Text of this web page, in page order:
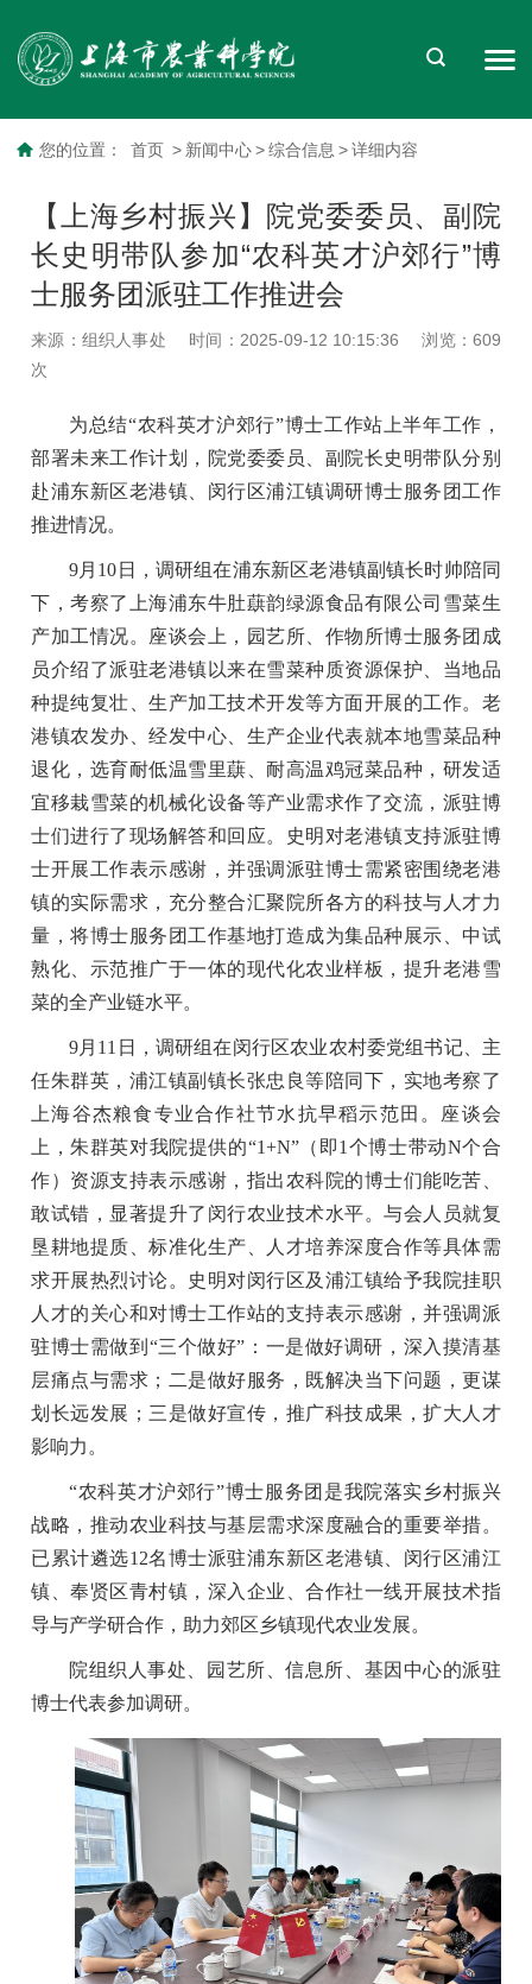
您的位置： 首页 > 新闻中心 > 综合信息 > 详细内容
【上海乡村振兴】院党委委员、副院
长史明带队参加“农科英才沪郊行”博
士服务团派驻工作推进会
来源：组织人事处 时间：2025-09-12 10:15:36 浏览： 609
次
为总结“农科英才沪郊行”博士工作站上半年工作，
部署未来工作计划，院党委委员、副院长史明带队分别
赴浦东新区老港镇、闵行区浦江镇调研博士服务团工作
推进情况。
9月10日，调研组在浦东新区老港镇副镇长时帅陪同
下，考察了上海浦东牛肚蕻韵绿源食品有限公司雪菜生
产加工情况。座谈会上，园艺所、作物所博士服务团成
员介绍了派驻老港镇以来在雪菜种质资源保护、当地品
种提纯复壮、生产加工技术开发等方面开展的工作。老
港镇农发办、经发中心、生产企业代表就本地雪菜品种
退化，选育耐低温雪里蕻、耐高温鸡冠菜品种，研发适
宜移栽雪菜的机械化设备等产业需求作了交流，派驻博
士们进行了现场解答和回应。史明对老港镇支持派驻博
士开展工作表示感谢，并强调派驻博士需紧密围绕老港
镇的实际需求，充分整合汇聚院所各方的科技与人才力
量，将博士服务团工作基地打造成为集品种展示、中试
熟化、示范推广于一体的现代化农业样板，提升老港雪
菜的全产业链水平。
9月11日，调研组在闵行区农业农村委党组书记、主
任朱群英，浦江镇副镇长张忠良等陪同下，实地考察了
上海谷杰粮食专业合作社节水抗早稻示范田。座谈会
上，朱群英对我院提供的“1+N”（即1个博士带动N个合
作）资源支持表示感谢，指出农科院的博士们能吃苦、
敢试错，显著提升了闵行农业技术水平。与会人员就复
垦耕地提质、标准化生产、人才培养深度合作等具体需
求开展热烈讨论。史明对闵行区及浦江镇给予我院挂职
人才的关心和对博士工作站的支持表示感谢，并强调派
驻博士需做到“三个做好”：一是做好调研，深入摸清基
层痛点与需求；二是做好服务，既解决当下问题，更谋
划长远发展；三是做好宣传，推广科技成果，扩大人才
影响力。
“农科英才沪郊行”博士服务团是我院落实乡村振兴
战略，推动农业科技与基层需求深度融合的重要举措。
已累计遴选12名博士派驻浦东新区老港镇、闵行区浦江
镇、奉贤区青村镇，深入企业、合作社一线开展技术指
导与产学研合作，助力郊区乡镇现代农业发展。
院组织人事处、园艺所、信息所、基因中心的派驻
博士代表参加调研。